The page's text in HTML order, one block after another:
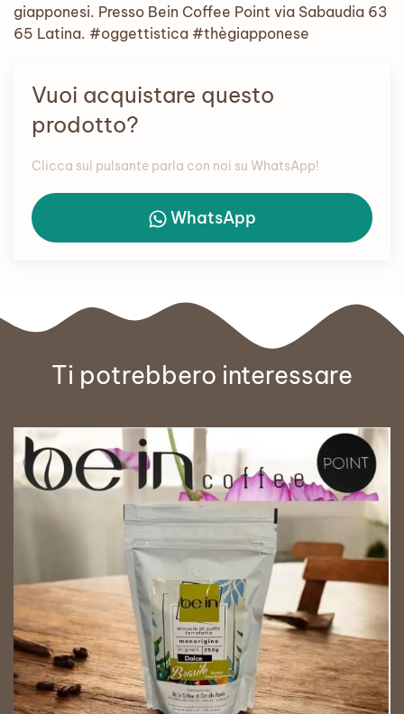
giapponesi. Presso Bein Coffee Point via Sabaudia 63
65 Latina. #oggettistica #thègiapponese
Vuoi acquistare questo
prodotto?
Clicca sul pulsante parla con noi su WhatsApp!
WhatsApp
Ti potrebbero interessare